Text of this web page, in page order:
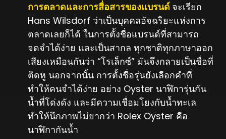
การตลาดและการสื่อสารของแบรนด์ จะเรียก
Hans Wilsdorf ว่าเป็นบุคคลอัจฉริยะแห่งการ
ตลาดเลยก็ได้ ในการตั้งชื่อแบรนด์ที่สามารถ
จดจำได้ง่าย และเป็นสากล ทุกชาติทุกภาษาออก
เสียงเหมือนกันว่า “โรเล็กซ์” มันจึงกลายเป็นชื่อที่
ติดหู นอกจากนั้น การตั้งชื่อรุ่นยังเลือกคำที่
ทำให้คนจำได้ง่าย อย่าง Oyster นาฬิการุ่นกัน
น้ำที่โด่งดัง และมีความเชื่อมโยงกับน้ำทะเล
ทำให้นึกภาพไม่ยากว่า Rolex Oyster คือ
นาฬิกากันน้ำ